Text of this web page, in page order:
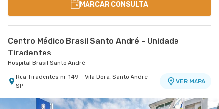
MARCAR CONSULTA
Centro Médico Brasil Santo André - Unidade
Tiradentes
Hospital Brasil Santo André
Rua Tiradentes nr. 149 - Vila Dora, Santo Andre -
SP
VER MAPA